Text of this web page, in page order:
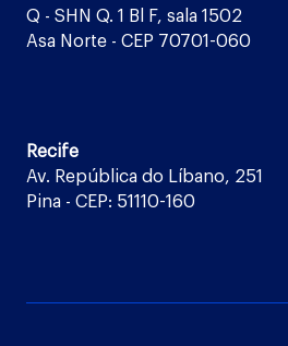
Q - SHN Q. 1 Bl F, sala 1502
Asa Norte - CEP 70701-060
Recife
Av. República do Líbano, 251
Pina - CEP: 51110-160